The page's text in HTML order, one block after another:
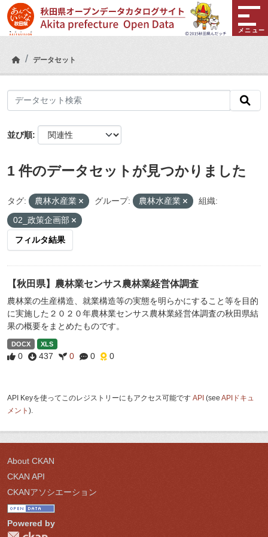
Skip to main content
メニュー
データセット
並び順
1 件のデータセットが見つかりました
タグ: 農林水産業 グループ: 農林水産業
組織:
02_政策企画部
フィルタ結果
【秋田県】農林業センサス農林業経営体調査
農林業の生産構造、就業構造等の実態を明らかにすること等を目的
に実施した２０２０年農林業センサス農林業経営体調査の秋田県結
果の概要をまとめたものです。
DOCX XLS
0 437 0 0 0
API Keyを使ってこのレジストリーにもアクセス可能です API (see APIドキュ
メント ).
About CKAN
CKAN API
CKANアソシエーション
Powered by